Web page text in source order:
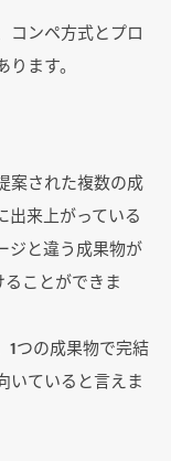
コンペ方式とプロ
ます。
案された複数の成
出来上がっている
ジと違う成果物が
ことができま
1つの成果物で完結
いていると言えま